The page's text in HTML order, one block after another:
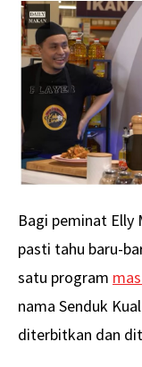
Bagi peminat Elly
pasti tahu baru-
satu program
nama Senduk
diterbitkan dan